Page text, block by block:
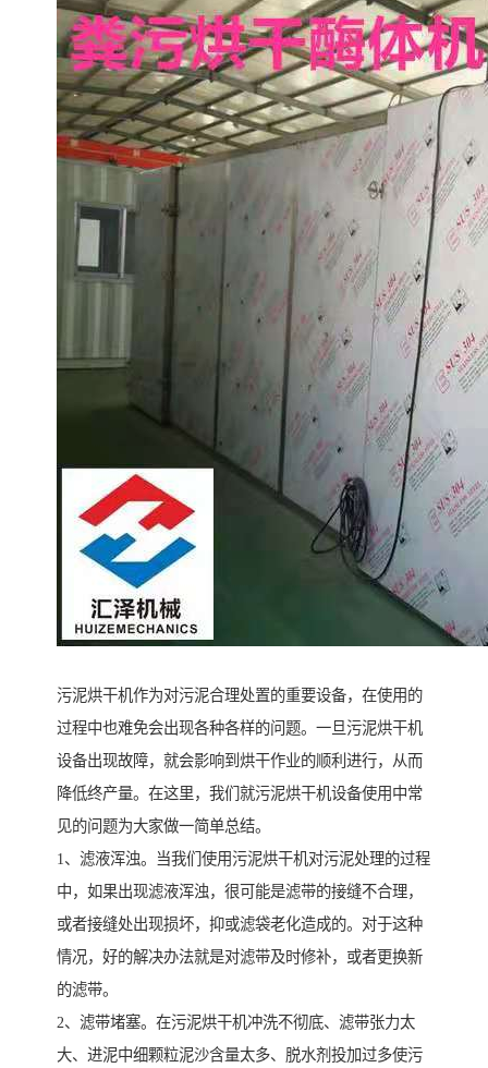
污泥烘干机作为对污泥合理处置的重要设备，在使用的
过程中也难免会出现各种各样的问题。一旦污泥烘干机
设备出现故障，就会影响到烘干作业的顺利进行，从而
降低终产量。在这里，我们就污泥烘干机设备使用中常
见的问题为大家做一简单总结。
1、滤液浑浊。当我们使用污泥烘干机对污泥处理的过程
中，如果出现滤液浑浊，很可能是滤带的接缝不合理，
或者接缝处出现损坏，抑或滤袋老化造成的。对于这种
情况，好的解决办法就是对滤带及时修补，或者更换新
的滤带。
2、滤带堵塞。在污泥烘干机冲洗不彻底、滤带张力太
大、进泥中细颗粒泥沙含量太多、脱水剂投加过多使污